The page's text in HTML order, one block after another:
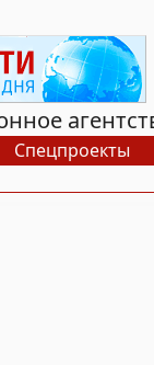
Спецпроекты